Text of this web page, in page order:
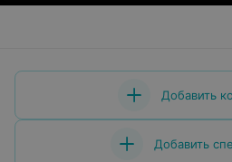
Добавить
Добавить